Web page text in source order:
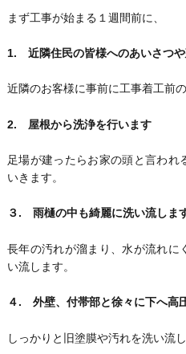
まず工事が始まる１週間前に、
1. 近隣住民の皆様へのあいさつや
近隣のお客様に事前に工事着工前
2. 屋根から洗浄を行います
足場が建ったらお家の頭と言わ
いきます。
３. 雨樋の中も綺麗に洗い流しま
長年の汚れが溜まり、水が流れに
い流します。
４. 外壁、付帯部と徐々に下へ高
しっかりと旧塗膜や汚れを洗い流し